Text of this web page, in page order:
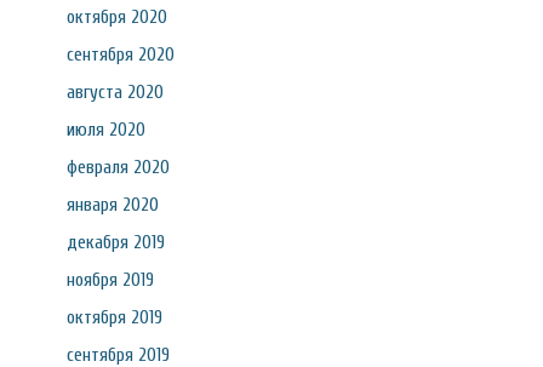
октября 2020
сентября 2020
августа 2020
июля 2020
февраля 2020
января 2020
декабря 2019
ноября 2019
октября 2019
сентября 2019